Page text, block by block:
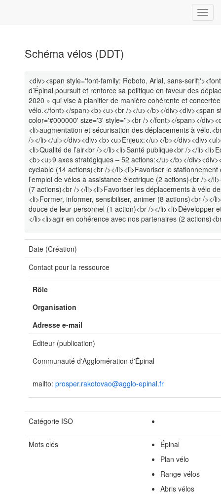
Schéma vélos (DDT)
<div><span style='font-family: Roboto, Arial, sans-
d’Épinal poursuit et renforce sa politique en faveur des
2020 » qui vise à planifier de manière cohérente et
vélo.</font></span><b><u><br /></u></b></
color='#000000' size='3' style=''><br /></font></span></
<li>augmentation et sécurisation des déplacements à
/></li></ul></div><div><b><u>Enjeux:</u></b></
<li>Qualité de l’air<br /></li><li>Santé publique<br /></
<b><u>9 axes stratégiques – 52 actions:</u></b></
cyclable (14 actions)<br /></li><li>Favoriser le
l’emploi de vélos à assistance électrique (2 actions)<br /></
(7 actions)<br /></li><li>Favoriser les déplacements à vélo
<li>Former, informer, sensibiliser, animer (8 actions)<br /></
douce de leur personnel (1 action)<br /></li><li>Développer
</li><li>agir en cohérence avec nos partenaires (2
Date (Création)
Contact pour la ressource
Rôle
Organisation
Adresse e-mail
Editeur (publication)
Communauté d'Agglomération d'Épinal
mailto: prosper.rakotovao@agglo-epinal.fr
Catégorie ISO
Mots clés
Épinal
Plan vélo
Range-vélos
Abris vélos